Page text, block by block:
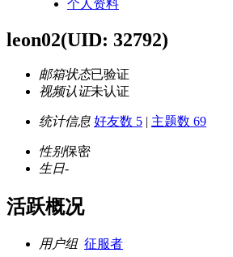
个人资料
leon02(UID: 32792)
邮箱状态已验证
视频认证未认证
统计信息 好友数 5 | 主题数 69
性别保密
生日-
活跃概况
用户组 征服者